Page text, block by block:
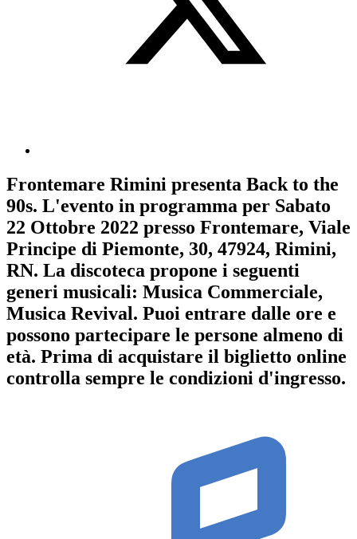
Frontemare Rimini presenta Back to the
90s. L'evento in programma per Sabato
22 Ottobre 2022 presso Frontemare, Viale
Principe di Piemonte, 30, 47924, Rimini,
RN. La discoteca propone i seguenti
generi musicali: Musica Commerciale,
Musica Revival. Puoi entrare dalle ore e
possono partecipare le persone almeno di
età. Prima di acquistare il biglietto online
controlla sempre le condizioni d'ingresso.